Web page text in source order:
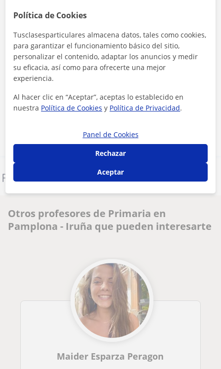
Denunciar este perfil
Otros profesores de Primaria en
Pamplona - Iruña que pueden interesarte
Maider Esparza Peragon
Política de Cookies
Tusclasesparticulares almacena datos, tales como cookies,
para garantizar el funcionamiento básico del sitio,
personalizar el contenido, adaptar los anuncios y medir
su eficacia, así como para ofrecerte una mejor
experiencia.
Al hacer clic en “Aceptar”, aceptas lo establecido en
nuestra Política de Cookies y Política de Privacidad.
Panel de Cookies
Rechazar
Aceptar